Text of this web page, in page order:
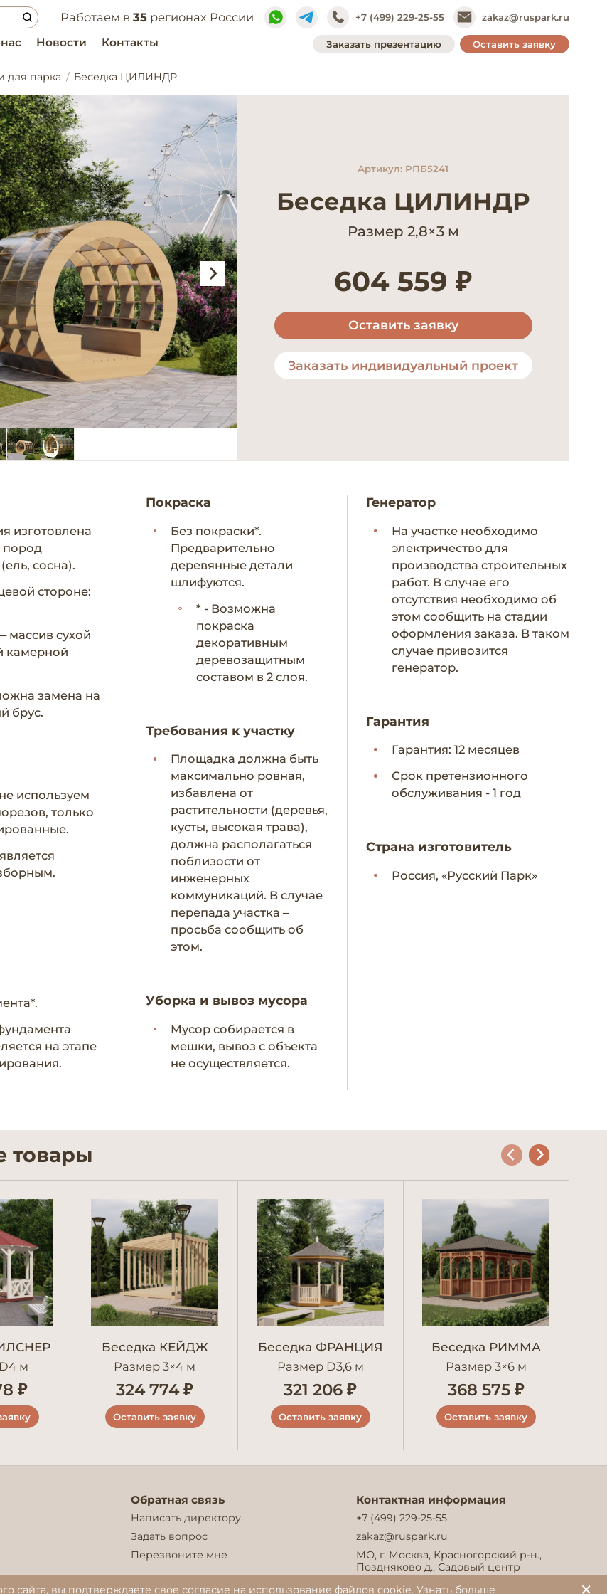
Работаем в35 регионах России +7 (499) 229-25-55 zakaz@ruspark.ru
Новости Контакты Заказать презентацию Оставить заявку
для парка Беседка ЦИЛИНДР
Артикул: РПБ5241
Беседка ЦИЛИНДР
Размер 2,8×3 м
604 559 ₽
Оставить заявку
Заказать индивидуальный проект
изготовлена
пород
сосна).
стороне:
массив сухой
камерной
замена на
брус.
используем
только
на этапе
Покраска
Без покраски*.
Предварительно
деревянные детали
шлифуются.
* - Возможна
покраска
декоративным
деревозащитным
составом в 2 слоя.
Требования к участку
Площадка должна быть
максимально ровная,
избавлена от
растительности (деревья,
кусты, высокая трава),
должна располагаться
поблизости от
инженерных
коммуникаций. В случае
перепада участка –
просьба сообщить об
этом.
Уборка и вывоз мусора
Мусор собирается в
мешки, вывоз с объекта
не осуществляется.
Генератор
На участке необходимо
электричество для
производства строительных
работ. В случае его
отсутствия необходимо об
этом сообщить на стадии
оформления заказа. В таком
случае привозится
генератор.
Гарантия
Гарантия: 12 месяцев
Срок претензионного
обслуживания - 1 год
Страна изготовитель
Россия, «Русский Парк»
товары
м
₽
Беседка КЕЙДЖ
Размер 3×4 м
324 774 ₽
Оставить заявку
Беседка ФРАНЦИЯ
Размер D3,6 м
321 206 ₽
Оставить заявку
Беседка РИММА
Размер 3×6 м
368 575 ₽
Оставить заявку
Обратная связь
Написать директору
Задать вопрос
Перезвоните мне
Контактная информация
+7 (499) 229-25-55
zakaz@ruspark.ru
МО, г. Москва, Красногорский р-н.,
Поздняково д., Садовый центр
(Выставочный участок М-27)
сайта, вы подтверждаете свое согласие на использование файлов cookie. Узнать больше